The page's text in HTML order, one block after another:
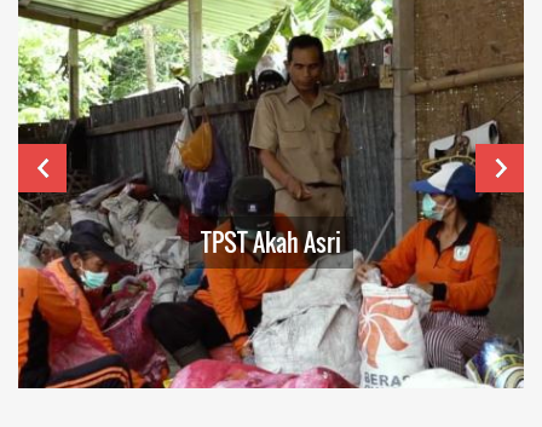
TPST Akah Asri